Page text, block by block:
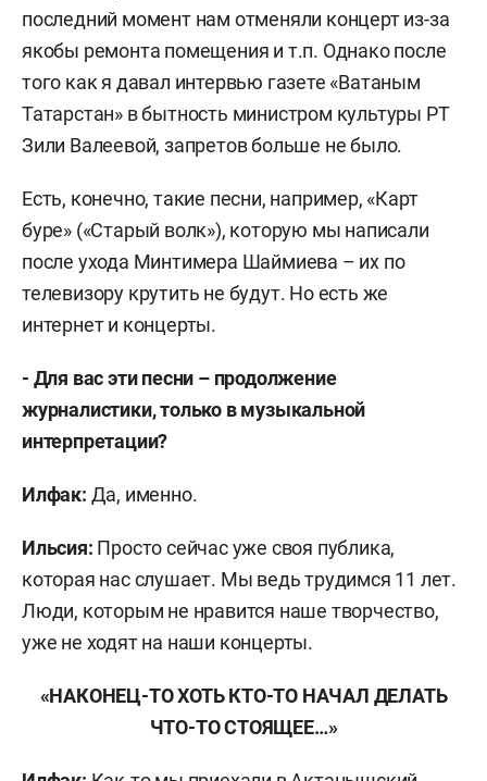
последний момент нам отменяли концерт из-за
якобы ремонта помещения и т.п. Однако после
того как я давал интервью газете «Ватаным
Татарстан» в бытность министром культуры РТ
Зили Валеевой, запретов больше не было.
Есть, конечно, такие песни, например, «Карт
буре» («Старый волк»), которую мы написали
после ухода Минтимера Шаймиева – их по
телевизору крутить не будут. Но есть же
интернет и концерты.
- Для вас эти песни – продолжение
журналистики, только в музыкальной
интерпретации?
Илфак: Да, именно.
Ильсия: Просто сейчас уже своя публика,
которая нас слушает. Мы ведь трудимся 11 лет.
Люди, которым не нравится наше творчество,
уже не ходят на наши концерты.
«НАКОНЕЦ-ТО ХОТЬ КТО-ТО НАЧАЛ ДЕЛАТЬ
ЧТО-ТО СТОЯЩЕЕ…»